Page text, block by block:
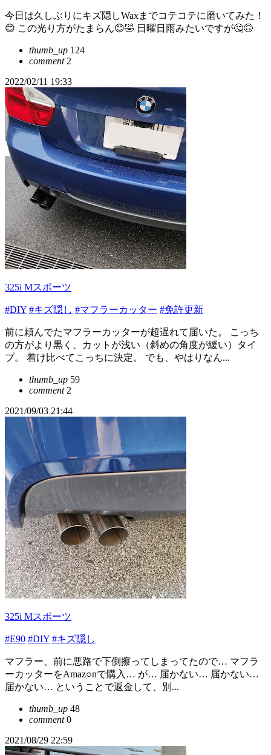
今日は久しぶりにキズ隠しWaxまでコテコテに磨いてみた！
😊 この光り方がたまらん😊🤣 日曜日雨みたいですが🤔🙃
thumb_up 124
comment2
2022/02/11 19:33
325i Mスポーツ
#DIY #キズ隠し #マフラーカッター #免許更新
前に頼んでたマフラーカッターが超遅れて届いた。 こっち
の方がより黒く、カットが浅い（斜めの角度が緩い）タイ
プ。 着け比べてこっちに決定。 でも、やはりなん...
thumb_up 59
comment2
2021/09/03 21:44
325i Mスポーツ
#E90 #DIY #キズ隠し
マフラー、前に悪路で下側擦ってしまってたので… マフラ
ーカッターをAmaz○nで購入… が… 届かない… 届かない…
届かない… ということで返金して、別...
thumb_up 48
comment0
2021/08/29 22:59